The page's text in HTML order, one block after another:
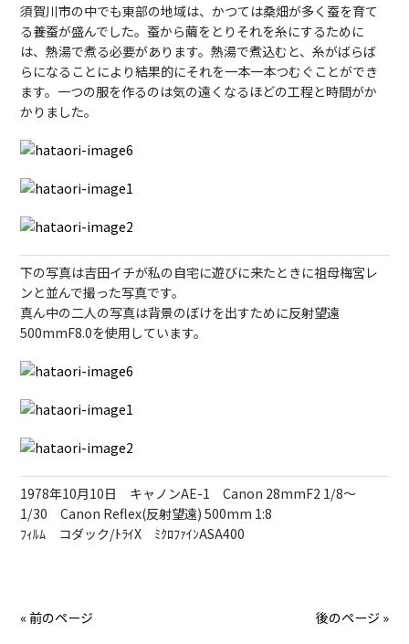
須賀川市の中でも東部の地域は、かつては桑畑が多く蚕を育て
る養蚕が盛んでした。蚕から繭をとりそれを糸にするために
は、熱湯で煮る必要があります。熱湯で煮込むと、糸がばらば
らになることにより結果的にそれを一本一本つむぐことができ
ます。一つの服を作るのは気の遠くなるほどの工程と時間がか
かりました。
下の写真は吉田イチが私の自宅に遊びに来たときに祖母梅宮レ
ンと並んで撮った写真です。
真ん中の二人の写真は背景のぼけを出すために反射望遠
500mmF8.0を使用しています。
1978年10月10日 キャノンAE-1 Canon 28mmF2 1/8～
1/30 Canon Reflex(反射望遠) 500mm 1:8
ﾌｨﾙﾑ コダック/ﾄﾗｲX ﾐｸﾛﾌｧｲﾝASA400
« 前のページ 後のページ »